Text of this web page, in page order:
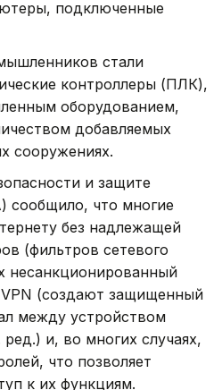
подключенные
стали
контроллеры (ПЛК),
оборудованием,
добавляемых
сооружениях.
и защите
сообщило, что многие
без надлежащей
(фильтров сетевого
несанкционированный
(создают защищенный
между устройством
и, во многих случаях,
что позволяет
к их функциям.